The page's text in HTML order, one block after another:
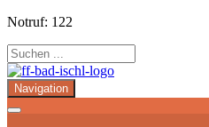
Notruf: 122
Navigation